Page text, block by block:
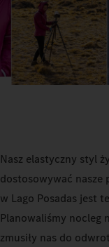
Nasz elastyczny styl
dostosowywać nasze
w Lago Posadas jest
Planowaliśmy nocleg
zmusiły nas do